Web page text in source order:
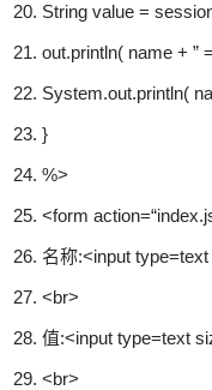
String value =
out.println( name + ”
System.out.println(
}
%>
<form action=
名称:<input
<br>
值:<input type=text
<br>